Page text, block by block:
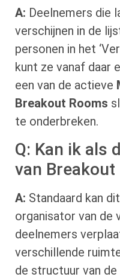
A: Deelnemers die
verschijnen in de
personen in het
kunt ze vanaf daar
een van de actieve
Breakout Rooms
te onderbreken.
Q: Kan ik als
van Breakout
A: Standaard kan
organisator van de
deelnemers
verschillende
de structuur van